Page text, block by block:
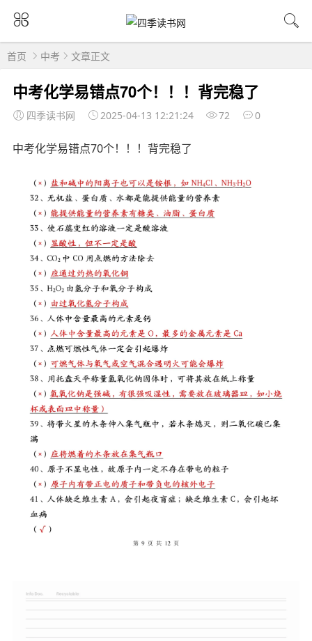
首页 中考 文章正文
中考化学易错点70个！！！背完稳了
四季读书网 2025-04-13 12:21:24 72 0
中考化学易错点70个！！！背完稳了